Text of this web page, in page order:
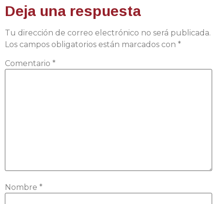
Deja una respuesta
Tu dirección de correo electrónico no será publicada.
Los campos obligatorios están marcados con *
Comentario *
Nombre *